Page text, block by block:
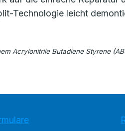
Technologie leicht
Acrylonitrile Butadiene Styrene